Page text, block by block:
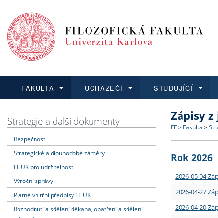
FAKULTA
Dozvědět se více
Struktura
Strategie
Podpora
UCHAZEČI
Podat přihlášku
Co
Učitelské
STUDUJÍCÍ
Dozvědět se více
Rigorózní
Dozvědět se více
O vědě a
Granty a
Dozvědět se více
Aktuální
Strategie a další dokumenty
Bezpečnost
Strategické a dlouhodobé záměry
FF UK pro udržitelnost
Výroční zprávy
Platné vnitřní předpisy FF UK
Rozhodnutí a sdělení děkana, opatření a sdělení
Zápisy
FF > Fakulta >
Rok 2026
2026-05-04
2026-04-27
2026-04-20